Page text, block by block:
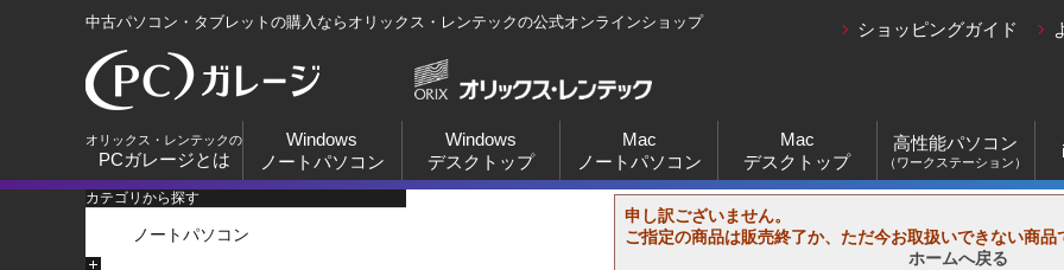
中古パソコン・タブレットの購入ならオリックス・レンテックの公式オンラインショップ
オリックス・レンテックの
PCガレージとは
Windows
ノートパソコン
Windows
デスクトップ
Mac
ノートパソコン
Mac
デスクトップ
高性能パソコン
（ワークステーション）
ショッピングガイド
申し訳ございません。
ご指定の商品は販売終了か、ただ今お取扱いできない商品
ホームへ戻る
カテゴリから探す
ノートパソコン